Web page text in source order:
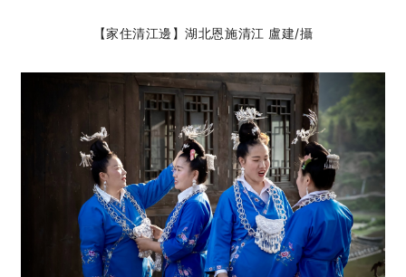
【家住清江邊】湖北恩施清江 盧建/攝